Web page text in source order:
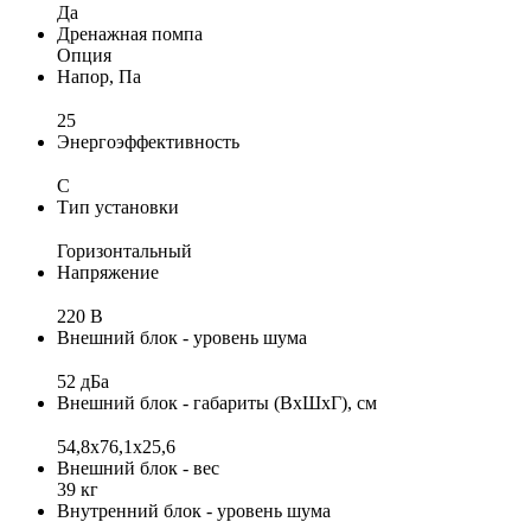
Да
Дренажная помпа
Опция
Напор, Па
25
Энергоэффективность
C
Тип установки
Горизонтальный
Напряжение
220 В
Внешний блок - уровень шума
52 дБа
Внешний блок - габариты (ВхШхГ), см
54,8х76,1х25,6
Внешний блок - вес
39 кг
Внутренний блок - уровень шума